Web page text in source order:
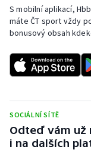
Rychlobruslení
Rychlostní
Short track
Stolní tenis
Triatlon
S mobilní aplikací,
máte ČT sport vždy
bonusový obsah
SOCIÁLNÍ SÍTĚ
Odteď vám už
i na dalších